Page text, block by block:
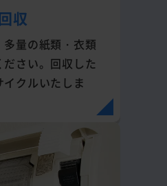
収
量の紙類・衣類
さい。回収した
クルいたしま